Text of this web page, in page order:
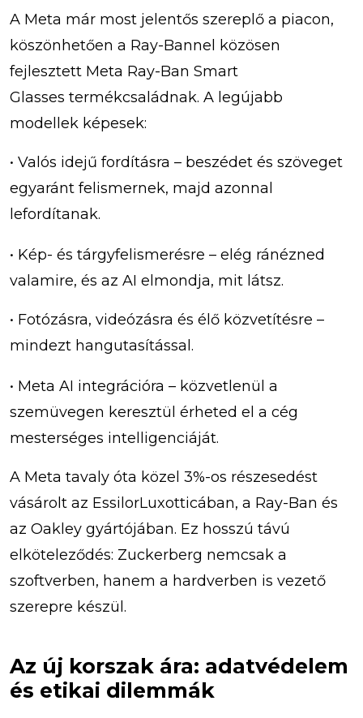
A Meta már most jelentős szereplő a piacon,
köszönhetően a Ray-Bannel közösen
fejlesztett Meta Ray-Ban Smart
Glasses termékcsaládnak. A legújabb
modellek képesek:
• Valós idejű fordításra – beszédet és szöveget
egyaránt felismernek, majd azonnal
lefordítanak.
• Kép- és tárgyfelismerésre – elég ránézned
valamire, és az AI elmondja, mit látsz.
• Fotózásra, videózásra és élő közvetítésre –
mindezt hangutasítással.
• Meta AI integrációra – közvetlenül a
szemüvegen keresztül érheted el a cég
mesterséges intelligenciáját.
A Meta tavaly óta közel 3%-os részesedést
vásárolt az EssilorLuxotticában, a Ray-Ban és
az Oakley gyártójában. Ez hosszú távú
elköteleződés: Zuckerberg nemcsak a
szoftverben, hanem a hardverben is vezető
szerepre készül.
Az új korszak ára: adatvédelem
és etikai dilemmák